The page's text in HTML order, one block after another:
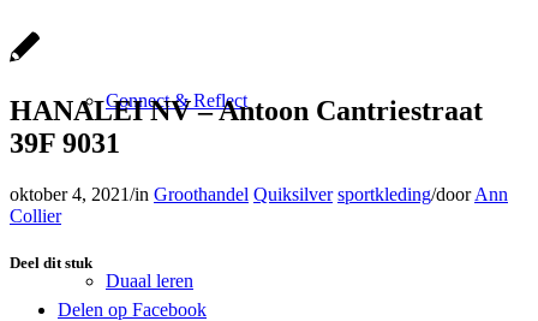
Connect & Reflect
Duaal leren
HANALEI NV – Antoon Cantriestraat
39F 9031
oktober 4, 2021/in Groothandel Quiksilver sportkleding/doorAnn
Collier
Deel dit stuk
Delen op Facebook